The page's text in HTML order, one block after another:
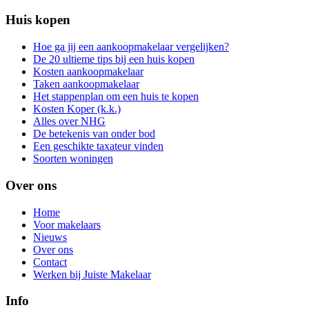
Huis kopen
Hoe ga jij een aankoopmakelaar vergelijken?
De 20 ultieme tips bij een huis kopen
Kosten aankoopmakelaar
Taken aankoopmakelaar
Het stappenplan om een huis te kopen
Kosten Koper (k.k.)
Alles over NHG
De betekenis van onder bod
Een geschikte taxateur vinden
Soorten woningen
Over ons
Home
Voor makelaars
Nieuws
Over ons
Contact
Werken bij Juiste Makelaar
Info